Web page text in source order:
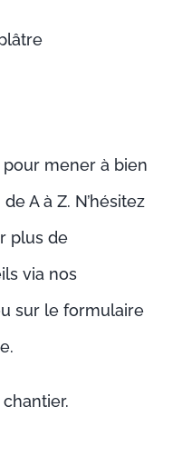
mener à bien
A à Z. N’hésitez
plus de
via nos
sur le formulaire